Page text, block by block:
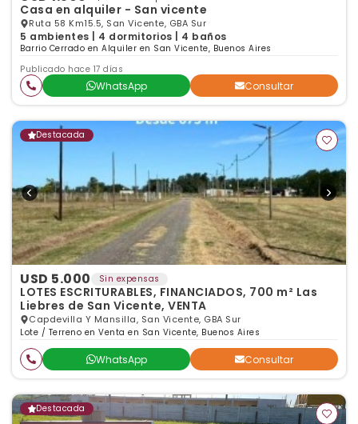
Casa en alquiler - San vicente
Ruta 58 Km15.5, San Vicente, GBA Sur
5 ambientes | 4 dormitorios | 4 baños
Barrio Cerrado en Alquiler en San Vicente, Buenos Aires
Publicado hace 17 días
WhatsApp Consultar
Destacada
USD 5.000 Sin expensas
LOTES ESCRITURABLES, FINANCIADOS, 700 m² Las
Liebres de San Vicente, VENTA
Capdevilla Y Mansilla, San Vicente, GBA Sur
Lote / Terreno en Venta en San Vicente, Buenos Aires
WhatsApp Consultar
Destacada